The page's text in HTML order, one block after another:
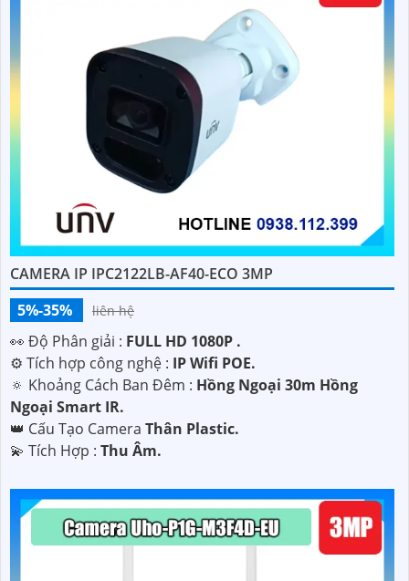
CAMERA IP IPC2122LB-AF40-ECO 3MP
5%-35%
liên hệ
️👀 Độ Phân giải : FULL HD 1080P .
⚙ Tích hợp công nghệ : IP Wifi POE.
🔅 Khoảng Cách Ban Đêm : Hồng Ngoại 30m Hồng
Ngoại Smart IR.
👑 Cấu Tạo Camera Thân Plastic.
️💫 Tích Hợp : Thu Âm.